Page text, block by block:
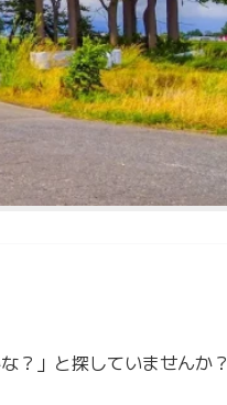
？」と探していませんか？